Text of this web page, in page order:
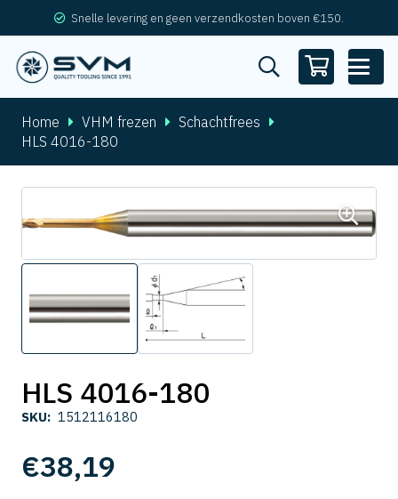
Snelle levering en geen verzendkosten boven €150.
Home VHM frezen
Schachtfrees
HLS 4016-180
HLS 4016-180
SKU: 1512116180
€38,19